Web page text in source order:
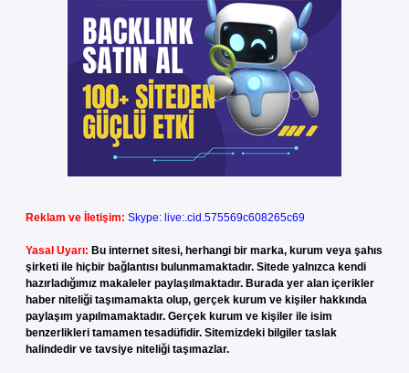
Reklam ve İletişim: Skype: live:.cid.575569c608265c69
Yasal Uyarı: Bu internet sitesi, herhangi bir marka, kurum veya şahıs
şirketi ile hiçbir bağlantısı bulunmamaktadır. Sitede yalnızca kendi
hazırladığımız makaleler paylaşılmaktadır. Burada yer alan içerikler
haber niteliği taşımamakta olup, gerçek kurum ve kişiler hakkında
paylaşım yapılmamaktadır. Gerçek kurum ve kişiler ile isim
benzerlikleri tamamen tesadüfidir. Sitemizdeki bilgiler taslak
halindedir ve tavsiye niteliği taşımazlar.